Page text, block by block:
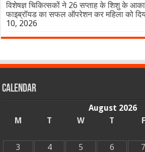
विशेषज्ञ चिकित्सकों ने 26 सप्ताह के शिशु के
फाइब्रॉयड का सफल ऑपरेशन कर महिला को
10, 2026
Calendar
August 2026
M
T W T F
3
4 5 6 7